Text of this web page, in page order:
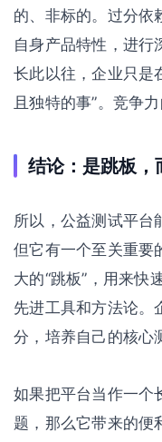
的、非标的。过分依
自身产品特性，进行
长此以往，企业只是
且独特的事”。竞争
结论：是跳板，
所以，公益测试平台
但它有一个至关重要
大的“跳板”，用来快
先进工具和方法论。
分，培养自己的核心
如果把平台当作一个
题，那么它带来的便